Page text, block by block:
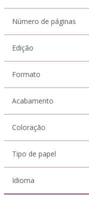
Número de páginas
Edição
Formato
Acabamento
Coloração
Tipo de papel
Idioma